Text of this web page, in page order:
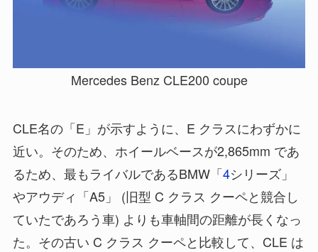
Mercedes Benz CLE200 coupe
CLE名の「E」が示すように、E クラスにわずかに
近い。そのため、ホイールベースが2,865mm であ
るため、最もライバルであるBMW「4シリーズ」
やアウディ「A5」 (旧型 C クラス クーペと競合し
ていたであろう車) よりも車軸間の距離が長くなっ
た。その古い C クラス クーペと比較して、CLE は